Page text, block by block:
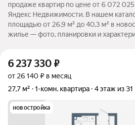
продаже квартир по цене от 6 072
Яндекс Недвижимости. В нашем
площадью от 26,9 м² до 40,3 м² в
жилье — фото, планировки и
6 237 330 ₽
от 26 140 ₽ в месяц
27,7 м²
1-комн. квартира 4 этаж из 31
новостройка